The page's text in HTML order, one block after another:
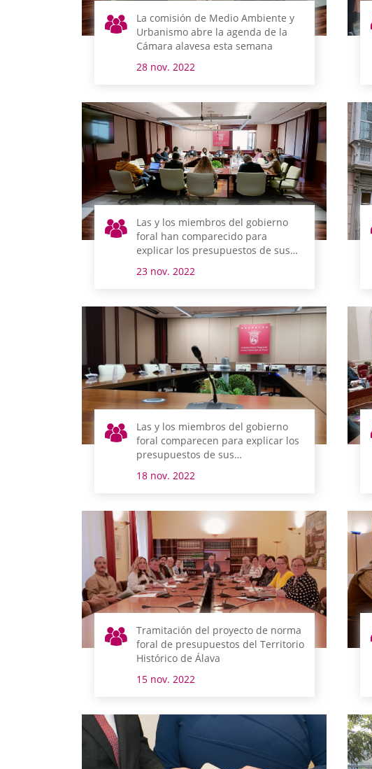
La comisión de Medio Ambiente y
Urbanismo abre la agenda de la
Cámara alavesa esta semana
28 nov. 2022
Las y los miembros del gobierno
foral han comparecido para
explicar los presupuestos de sus
23 nov. 2022
Las y los miembros del gobierno
foral comparecen para explicar los
presupuestos de sus
18 nov. 2022
Tramitación del proyecto de norma
foral de presupuestos del Territorio
Histórico de Álava
15 nov. 2022